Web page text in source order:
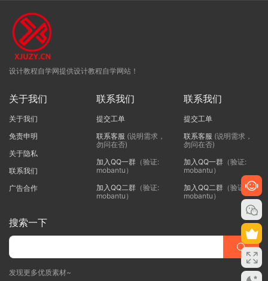
设计教程自学网提供设计教程自学网站！
关于我们
关于我们
免责申明
关于隐私
联系我们
广告合作
联系我们
提交工单
联系客服 (说明需求，
勿问在否)
加入QQ一群（验证:
mobantu）
加入QQ二群（验证:
mobantu）
联系我们
提交工单
联系客服 (说明需求，
勿问在否)
加入QQ一群（验证:
mobantu）
加入QQ二群（验证:
mobantu）
搜索一下
发现更多优质素材~